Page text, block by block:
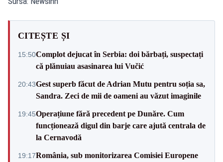
CITEȘTE ȘI
15:50Complot dejucat în Serbia: doi bărbați, suspectați
că plănuiau asasinarea lui Vučić
20:43Gest superb făcut de Adrian Mutu pentru soția sa,
Sandra. Zeci de mii de oameni au văzut imaginile
19:45Operațiune fără precedent pe Dunăre. Cum
funcționează digul din barje care ajută centrala de
la Cernavodă
19:17România, sub monitorizarea Comisiei Europene